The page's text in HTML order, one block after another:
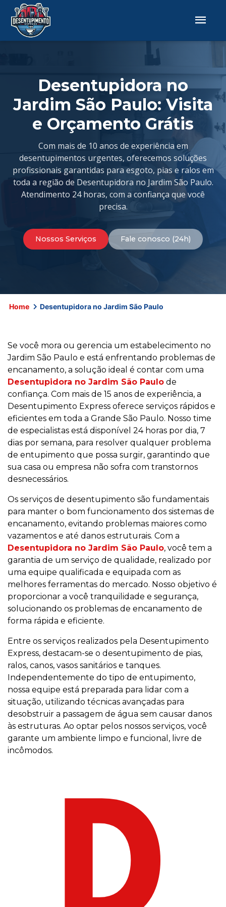
Desentupidora no
Jardim São Paulo: Visita
e Orçamento Grátis
Com mais de 10 anos de experiência em
desentupimentos urgentes, oferecemos soluções
profissionais garantidas para esgoto, pias e ralos em
toda a região de Desentupidora no Jardim São Paulo.
Atendimento 24 horas, com a confiança que você
precisa.
Nossos Serviços Fale conosco (24h)
Home Desentupidora no Jardim São Paulo
Se você mora ou gerencia um estabelecimento no
Jardim São Paulo e está enfrentando problemas de
encanamento, a solução ideal é contar com uma
Desentupidora no Jardim São Paulo de
confiança. Com mais de 15 anos de experiência, a
Desentupimento Express oferece serviços rápidos e
eficientes em toda a Grande São Paulo. Nosso time
de especialistas está disponível 24 horas por dia, 7
dias por semana, para resolver qualquer problema
de entupimento que possa surgir, garantindo que
sua casa ou empresa não sofra com transtornos
desnecessários.
Os serviços de desentupimento são fundamentais
para manter o bom funcionamento dos sistemas de
encanamento, evitando problemas maiores como
vazamentos e até danos estruturais. Com a
Desentupidora no Jardim São Paulo, você tem a
garantia de um serviço de qualidade, realizado por
uma equipe qualificada e equipada com as
melhores ferramentas do mercado. Nosso objetivo é
proporcionar a você tranquilidade e segurança,
solucionando os problemas de encanamento de
forma rápida e eficiente.
Entre os serviços realizados pela Desentupimento
Express, destacam-se o desentupimento de pias,
ralos, canos, vasos sanitários e tanques.
Independentemente do tipo de entupimento,
nossa equipe está preparada para lidar com a
situação, utilizando técnicas avançadas para
desobstruir a passagem de água sem causar danos
às estruturas. Ao optar pelos nossos serviços, você
garante um ambiente limpo e funcional, livre de
incômodos.